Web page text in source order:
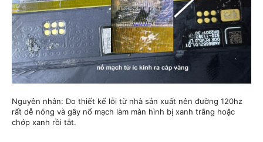
Nguyên nhân: Do thiết kế lỗi từ nhà sản xuất nên đường 120hz
rất dễ nóng và gây nổ mạch làm màn hình bị xanh trắng hoặc
chớp xanh rồi tắt.